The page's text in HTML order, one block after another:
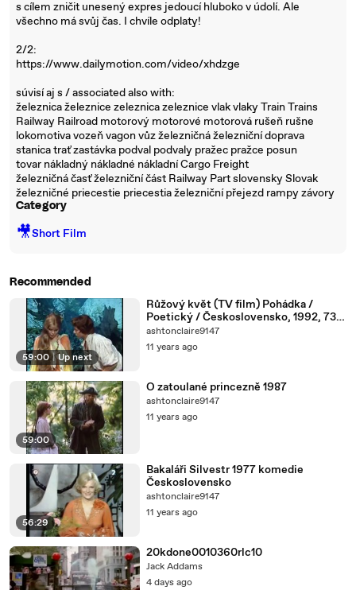
s cílem zničit unesený expres jedoucí hluboko v údolí. Ale
všechno má svůj čas. I chvíle odplaty!
2/2:
https://www.dailymotion.com/video/xhdzge
súvisí aj s / associated also with:
železnica železnice zeleznica zeleznice vlak vlaky Train Trains
Railway Railroad motorový motorové motorová rušeň rušne
lokomotiva vozeň vagon vůz železničná železniční doprava
stanica trať zastávka podval podvaly pražec pražce posun
tovar nákladný nákladné nákladní Cargo Freight
železničná časť železniční část Railway Part slovensky Slovak
železničné priecestie priecestia železniční přejezd rampy závory
Category
🎥Short Film
Recommended
59:00 | Up next
Růžový květ (TV film) Pohádka /
Poetický / Československo, 1992, 73
min
ashtonclaire9147
11 years ago
59:00
O zatoulané princezně 1987
ashtonclaire9147
11 years ago
56:29
Bakaláři Silvestr 1977 komedie
Československo
ashtonclaire9147
11 years ago
20kdone0010360rlc10
Jack Addams
4 days ago